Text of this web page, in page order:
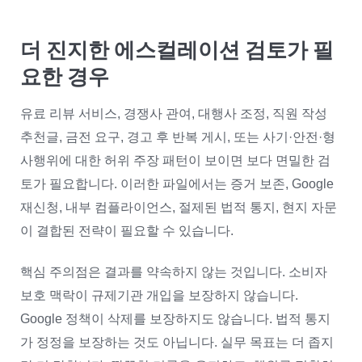
더 진지한 에스컬레이션 검토가 필
요한 경우
유료 리뷰 서비스, 경쟁사 관여, 대행사 조정, 직원 작성
추천글, 금전 요구, 경고 후 반복 게시, 또는 사기·안전·형
사행위에 대한 허위 주장 패턴이 보이면 보다 면밀한 검
토가 필요합니다. 이러한 파일에서는 증거 보존, Google
재신청, 내부 컴플라이언스, 절제된 법적 통지, 현지 자문
이 결합된 전략이 필요할 수 있습니다.
핵심 주의점은 결과를 약속하지 않는 것입니다. 소비자
보호 맥락이 규제기관 개입을 보장하지 않습니다.
Google 정책이 삭제를 보장하지도 않습니다. 법적 통지
가 정정을 보장하는 것도 아닙니다. 실무 목표는 더 좁지